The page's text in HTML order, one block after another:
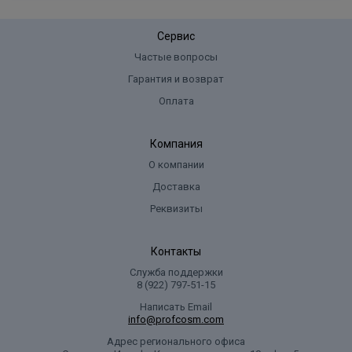
Сервис
Частые вопросы
Гарантия и возврат
Оплата
Компания
О компании
Доставка
Реквизиты
Контакты
Служба поддержки
8 (922) 797‑51-15
Написать Email
info@profcosm.com
Адрес регионального офиса